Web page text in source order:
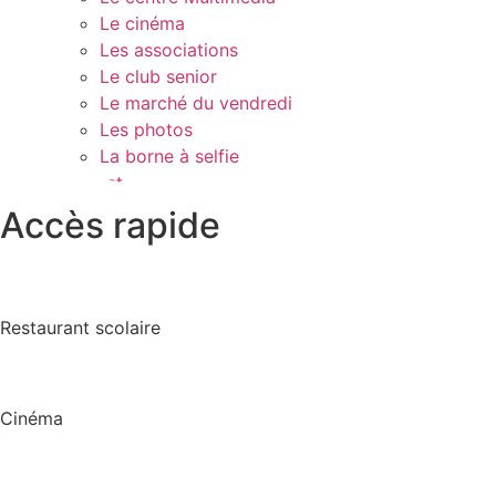
Le cinéma
Les associations
Le club senior
Le marché du vendredi
Les photos
La borne à selfie
Contact
Accès rapide
Restaurant scolaire
Cinéma